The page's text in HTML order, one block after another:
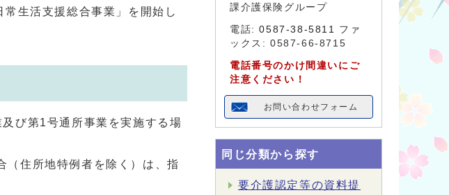
生活支援総合事業」を開始し
び第1号通所事業を実施する場
住所地特例者を除く）は、指
課介護保険グループ
電話:0587-38-5811 ファ
ックス: 0587-66-8715
電話番号のかけ間違いにご
注意ください！
お問い合わせフォーム
同じ分類から探す
要介護認定等の資料提